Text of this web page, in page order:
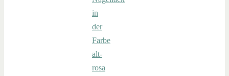
in
der
Farbe
alt-
rosa